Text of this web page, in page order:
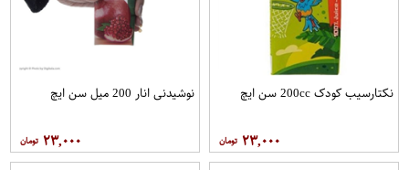
نکتارسیب کودک 200cc سن ايچ
۲۳,۰۰۰
نوشیدنی انار 200 میل سن ایچ
۲۳,۰۰۰